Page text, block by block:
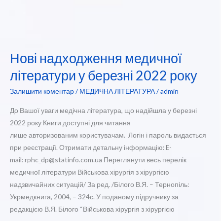
Нові надходження медичної
літератури у березні 2022 року
Залишити коментар/ МЕДИЧНА ЛІТЕРАТУРА/admin
До Вашої уваги медічна література, що надійшла у березні
2022 року Книги доступні для читання
лише авторизованим користувачам. Логін і пароль видається
при реєстрації. Отримати детальну інформацію: E-
mail: rphc_dp@statinfo.com.ua Переглянути весь перелік
медичної літератури Військова хірургія з хірургією
надзвичайних ситуацій/ За ред. /Білого В.Я. – Тернопіль:
Укрмедкнига, 2004, – 324с. У поданому підручнику за
редакцією В.Я. Білого “Військова хірургія з хірургією